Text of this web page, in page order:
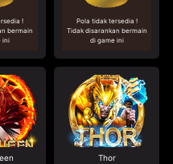
!
bermain
ini
Pola tidak tersedia !
Tidak disarankan bermain
di game ini
Thor